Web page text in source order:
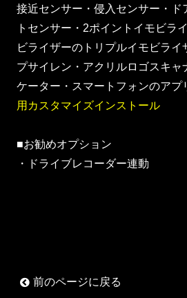
接近センサー・侵入センサー・ド
トセンサー・2ポイントイモビラ
ビライザーのトリプルイモビライ
プサイレン・アクリルロゴスキャ
ケーター・スマートフォンのアプ
用カスタマイズインストール
■お勧めオプション
・ドライブレコーダー連動
前のページに戻る